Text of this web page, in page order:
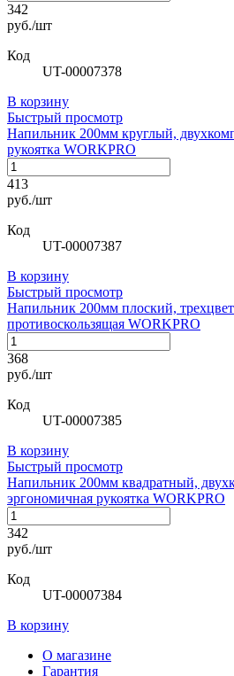
342
руб./шт
Код
UT-00007378
В корзину
Быстрый просмотр
Напильник 200мм круглый,
рукоятка WORKPRO
413
руб./шт
Код
UT-00007387
В корзину
Быстрый просмотр
Напильник 200мм плоский,
противоскользящая WORKPRO
368
руб./шт
Код
UT-00007385
В корзину
Быстрый просмотр
Напильник 200мм квадратный,
эргономичная рукоятка WORKPRO
342
руб./шт
Код
UT-00007384
В корзину
О магазине
Гарантия